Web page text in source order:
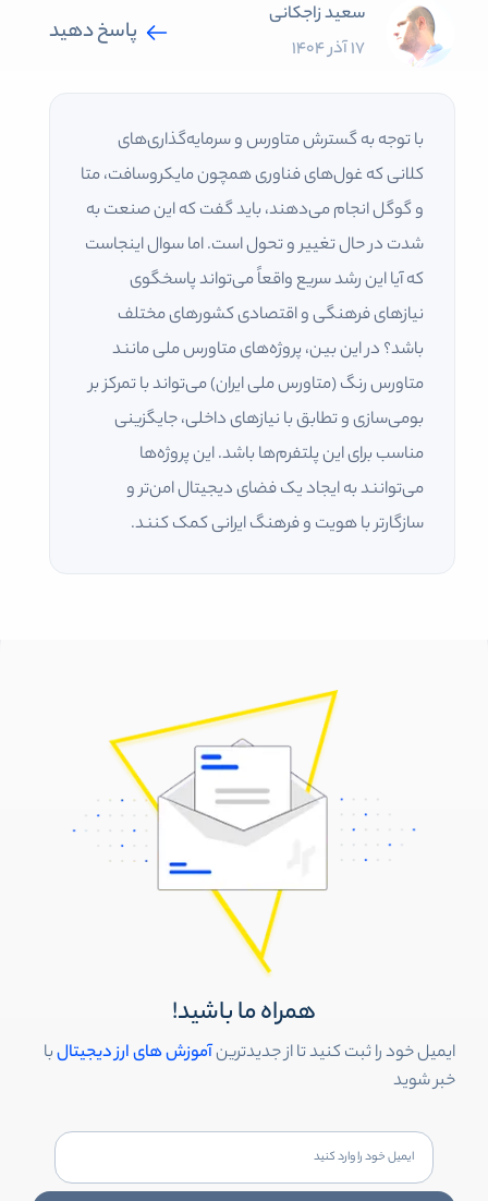
سعید زاجکانی
17 آذر 1404
پاسخ دهید
با توجه به گسترش متاورس و سرمایه‌گذاری‌های
کلانی که غول‌های فناوری همچون مایکروسافت، متا
و گوگل انجام می‌دهند، باید گفت که این صنعت به
شدت در حال تغییر و تحول است. اما سوال اینجاست
که آیا این رشد سریع واقعاً می‌تواند پاسخگوی
نیازهای فرهنگی و اقتصادی کشورهای مختلف
باشد؟ در این بین، پروژه‌های متاورس ملی مانند
متاورس رنگ (متاورس ملی ایران) می‌تواند با تمرکز بر
بومی‌سازی و تطابق با نیازهای داخلی، جایگزینی
مناسب برای این پلتفرم‌ها باشد. این پروژه‌ها
می‌توانند به ایجاد یک فضای دیجیتال امن‌تر و
سازگارتر با هویت و فرهنگ ایرانی کمک کنند.
همراه ما باشید!
ایمیل خود را ثبت کنید تا از جدیدترینآموزش های ارز دیجیتالبا
خبر شوید